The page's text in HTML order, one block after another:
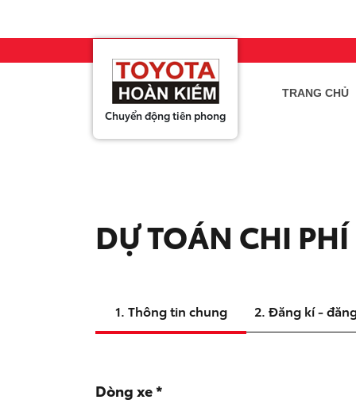
Chuyển động tiên phong
TRANG CHỦ
giá từ:
•
DỰ TOÁN CHI PHÍ
1. Thông tin chung 2. Đăng kí -
Dòng xe *